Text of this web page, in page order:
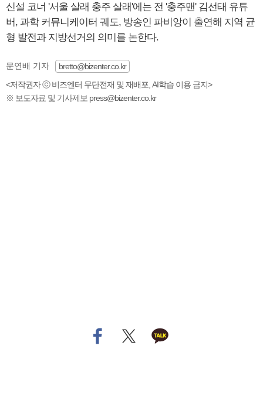
신설 코너 '서울 살래 충주 살래'에는 전 '충주맨' 김선태 유튜
버, 과학 커뮤니케이터 궤도, 방송인 파비앙이 출연해 지역 균
형 발전과 지방선거의 의미를 논한다.
문연배 기자
bretto@bizenter.co.kr
<저작권자 ⓒ 비즈엔터 무단전재 및 재배포, AI학습 이용 금지>
※ 보도자료 및 기사제보 press@bizenter.co.kr